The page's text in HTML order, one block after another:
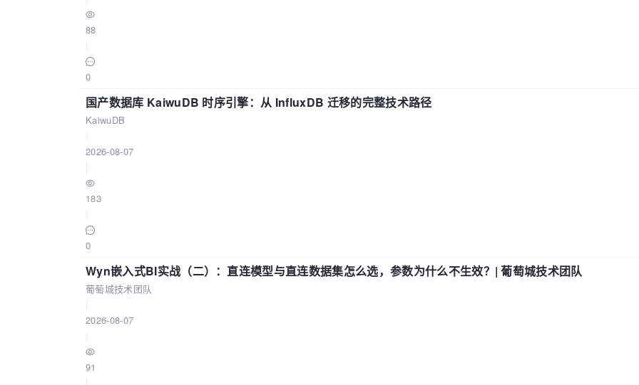
88
0
国产数据库 KaiwuDB 时序引擎：从 InfluxDB 迁移的完整技术路径
KaiwuDB
2026-08-07
183
0
Wyn嵌入式BI实战（二）：直连模型与直连数据集怎么选，参数为什么不生效？| 葡萄城技术团队
葡萄城技术团队
2026-08-07
91